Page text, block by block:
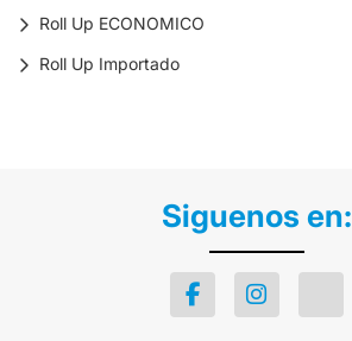
Roll Up ECONOMICO
Roll Up Importado
Siguenos en: